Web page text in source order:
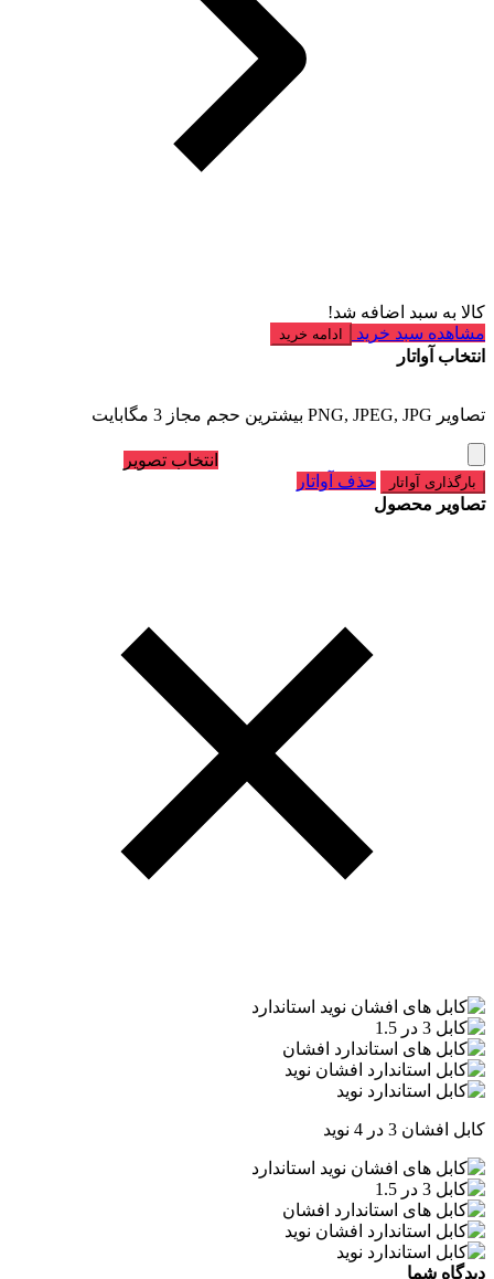
کالا به سبد اضافه شد!
مشاهده سبد خرید
ادامه خرید
انتخاب آواتار
تصاویر PNG, JPEG, JPG بیشترین حجم مجاز 3 مگابایت
انتخاب تصویر
بارگذاری آواتار
حذف آواتار
تصاویر محصول
کابل افشان 3 در 4 نوید
دیدگاه شما